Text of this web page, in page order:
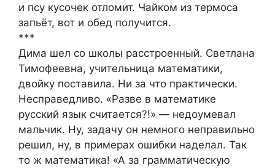
и псу кусочек отломит. Чайком из термоса
запьёт, вот и обед получится.
***
Дима шел со школы расстроенный. Светлана
Тимофеевна, учительница математики,
двойку поставила. Ни за что практически.
Несправедливо. «Разве в математике
русский язык считается?!» — недоумевал
мальчик. Ну, задачу он немного неправильно
решил, ну, в примерах ошибки наделал. Так
то ж математика! «А за грамматическую